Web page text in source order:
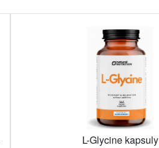
L-Glycine kapsuly